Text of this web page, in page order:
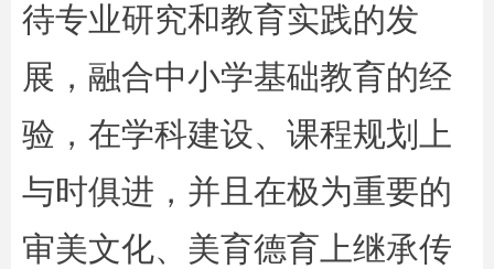
待专业研究和教育实践的发
展，融合中小学基础教育的经
验，在学科建设、课程规划上
与时俱进，并且在极为重要的
审美文化、美育德育上继承传